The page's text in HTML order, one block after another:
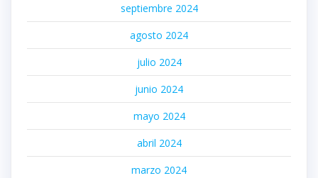
septiembre 2024
agosto 2024
julio 2024
junio 2024
mayo 2024
abril 2024
marzo 2024